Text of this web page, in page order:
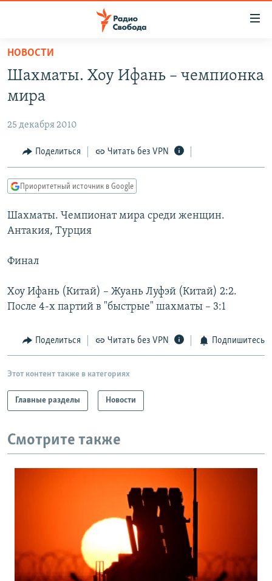
упрощенного
доступа
основному
Вернутся
главной
навигации
Вернутся
АВТОРСКИЕ ПРОЕКТЫ
ЦИТАТЫ СВОБОДЫ
МНЕНИЯ
IDEL.РЕАЛИИ
КАВКАЗ.РЕАЛИИ
СЕВЕР.РЕАЛИИ
СИБИРЬ.РЕАЛИИ
РАСПИСАНИЕ ВЕЩАНИЯ
ПОДПИШИТЕСЬ НА РАССЫЛКУ
СОЦИАЛЬНЫЕ СЕТИ
НОВОСТИ
Шахматы. Хоу Ифань – чемпионка
мира
25 декабря 2010
Поделиться Читать без VPN
Приоритетный источник в Google
Шахматы. Чемпионат мира среди женщин.
Антакия, Турция
Финал
Хоу Ифань (Китай) – Жуань Луфэй (Китай) 2:2.
После 4-х партий в "быстрые" шахматы – 3:1
Поделиться Читать без VPN Подпишитесь
Этот контент также в категориях
Главные разделы Новости
Смотрите также